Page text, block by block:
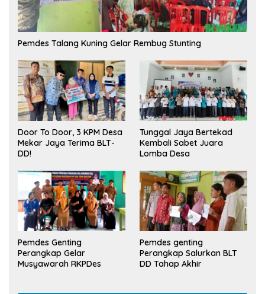
Pemdes Talang Kuning Gelar Rembug Stunting
Door To Door, 3 KPM Desa
Mekar Jaya Terima BLT-
DD!
Tunggal Jaya Bertekad
Kembali Sabet Juara
Lomba Desa
Pemdes Genting
Perangkap Gelar
Musyawarah RKPDes
Pemdes genting
Perangkap Salurkan BLT
DD Tahap Akhir